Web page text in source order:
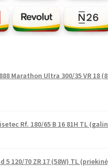
Marathon Ultra 300/35 VR 18
Rf. 180/65 B 16 81H TL
5 120/70 ZR 17 (58W) TL